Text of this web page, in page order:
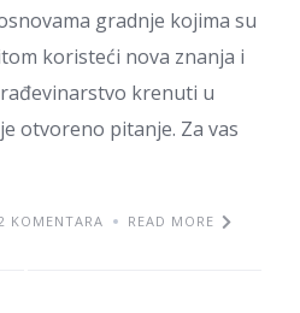
gradnje kojima su
koristeći nova znanja i
krenuti u
otvoreno pitanje. Za vas
KOMENTARA READ MORE